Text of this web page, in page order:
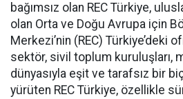
bağımsız olan REC Türkiye,
olan Orta ve Doğu Avrupa için
Merkezi’nin (REC) Türkiye’deki
sektör, sivil toplum kuruluşları,
dünyasıyla eşit ve tarafsız bir
yürüten REC Türkiye, özellikle